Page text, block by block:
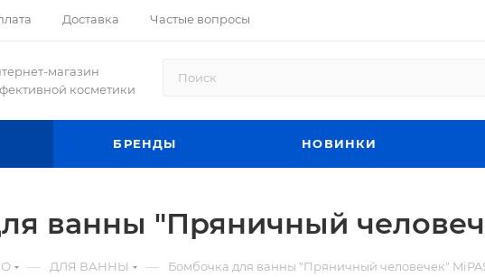
Доставка Частые вопросы
магазин
косметики
БРЕНДЫ НОВИНКИ
ванны "Пряничный
— ДЛЯ ВАННЫ — Бомбочка для ванны "Пряничный человечек"